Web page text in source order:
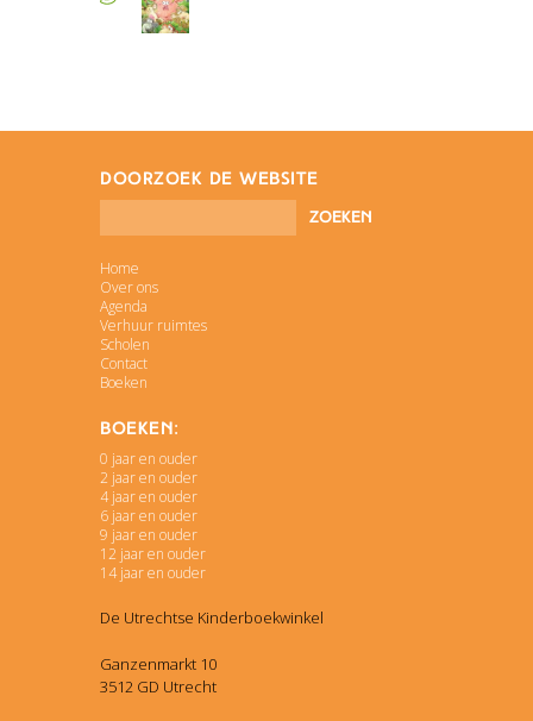
doorzoek de website
Home
Over ons
Agenda
Verhuur ruimtes
Scholen
Contact
Boeken
Boeken:
0 jaar en ouder
2 jaar en ouder
4 jaar en ouder
6 jaar en ouder
9 jaar en ouder
12 jaar en ouder
14 jaar en ouder
De Utrechtse Kinderboekwinkel
Ganzenmarkt 10
3512 GD Utrecht